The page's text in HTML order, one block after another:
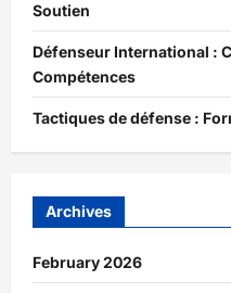
Soutien
Défenseur International :
Compétences
Tactiques de défense :
Archives
February 2026